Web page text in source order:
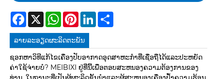
Facebook
X WhatsAppPinterestLinkedIn
ລາຍ​ລະ​ອຽດ​ຜະ​ລິດ​ຕະ​ພັນ
ຊອກຫາວິທີແກ້ໄຂເຄື່ອງປັບອາກາດອຸດສາຫະກໍາທີ່ເຊື່ອຖືໄດ້ແລະປະຫຍັດ
ຄ່າໃຊ້ຈ່າຍບໍ? MEIBIXI ຢູ່ທີ່ນີ້ເພື່ອຕອບສະຫນອງຄວາມຕ້ອງການຂອງ